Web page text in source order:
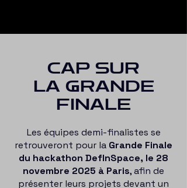
CAP SUR
LA GRANDE
FINALE
Les équipes demi-finalistes se
retrouveront pour la Grande Finale
du hackathon DefInSpace, le 28
novembre 2025 à Paris, afin de
présenter leurs projets devant un